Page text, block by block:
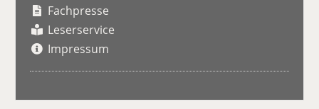
Fachpresse
Leserservice
Impressum